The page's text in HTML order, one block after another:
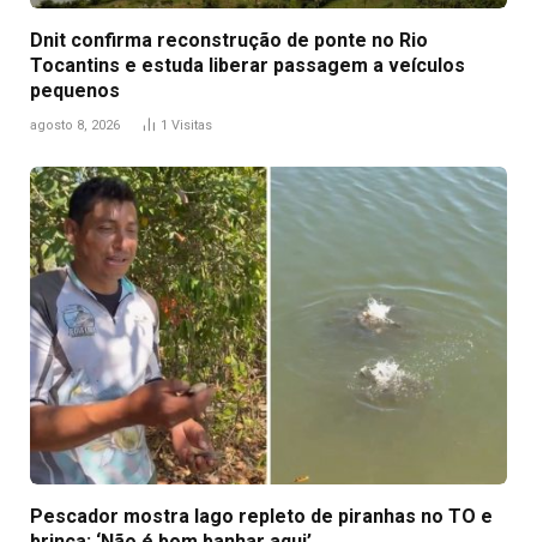
Dnit confirma reconstrução de ponte no Rio
Tocantins e estuda liberar passagem a veículos
pequenos
agosto 8, 2026 1 Visitas
Pescador mostra lago repleto de piranhas no TO e